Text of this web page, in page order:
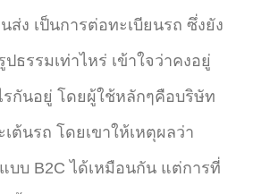
ส่ง เป็นการต่อทะเบียนรถ ซึ่งยัง
ปธรรมเท่าไหร่ เข้าใจว่าคงอยู่
กันอยู่ โดยผู้ใช้หลักๆคือบริษัท
เต้นรถ โดยเขาให้เหตุผลว่า
บบ B2C ได้เหมือนกัน แต่การที่